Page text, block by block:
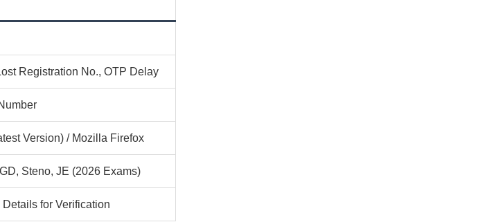
Registration No., OTP Delay
Version) / Mozilla Firefox
Steno, JE (2026 Exams)
for Verification